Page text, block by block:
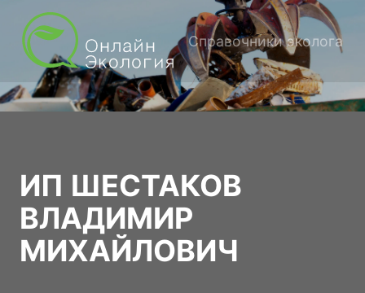
Справочники эколога
ИП ШЕСТАКОВ
ВЛАДИМИР
МИХАЙЛОВИЧ